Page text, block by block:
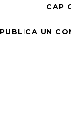
CAP
PUBLICA UN